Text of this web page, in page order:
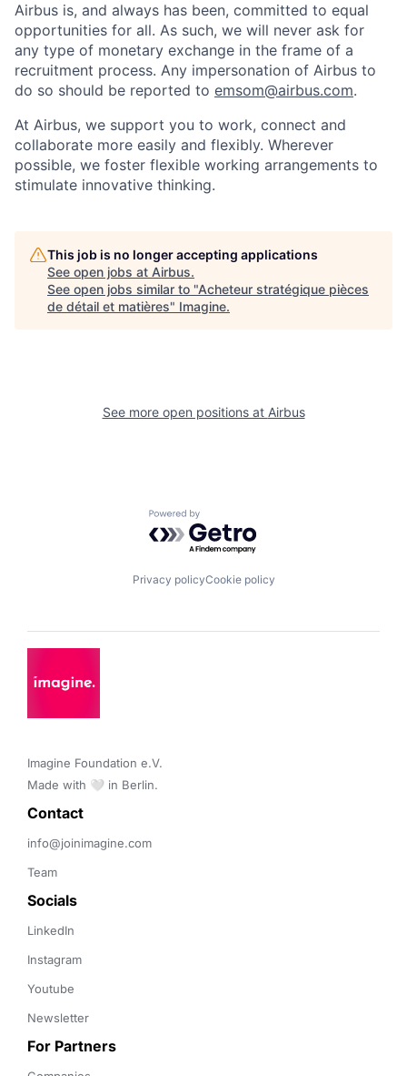
Airbus is, and always has been, committed to equal
opportunities for all. As such, we will never ask for
any type of monetary exchange in the frame of a
recruitment process. Any impersonation of Airbus to
do so should be reported to emsom@airbus.com.
At Airbus, we support you to work, connect and
collaborate more easily and flexibly. Wherever
possible, we foster flexible working arrangements to
stimulate innovative thinking.
This job is no longer accepting applications
See open jobs at Airbus.
See open jobs similar to "Acheteur stratégique pièces
de détail et matières" Imagine.
See more open positions at Airbus
Powered by Getro.com
Privacy policyCookie policy
Imagine Foundation e.V.
Made with 🤍 in Berlin.
Contact
info@joinimagine.com
Team
Socials
LinkedIn
Instagram
Youtube
Newsletter
For Partners